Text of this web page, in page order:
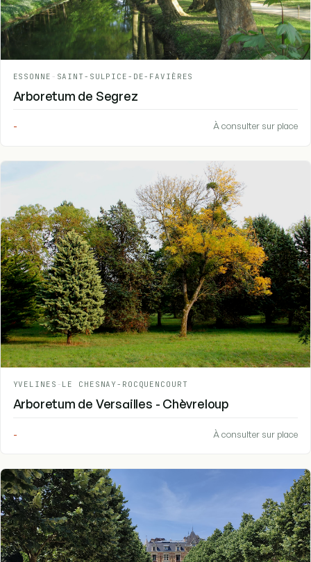
ESSONNE - SAINT-SULPICE-DE-FAVIÈRES
Arboretum de Segrez
- À consulter sur place
YVELINES - LE CHESNAY-ROCQUENCOURT
Arboretum de Versailles - Chèvreloup
- À consulter sur place